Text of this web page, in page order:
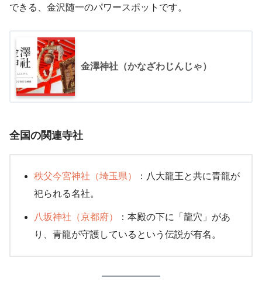
できる、金沢随一のパワースポットです。
金澤神社（かなざわじんじゃ）
全国の関連寺社
秩父今宮神社（埼玉県）
：八大龍王と共に青龍が
祀られる名社。
八坂神社（京都府）
：本殿の下に「龍穴」があ
り、青龍が守護しているという伝説が有名。